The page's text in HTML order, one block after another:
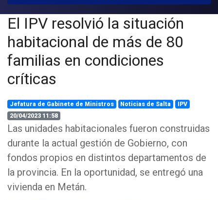
El IPV resolvió la situación
habitacional de más de 80
familias en condiciones
críticas
Jefatura de Gabinete de Ministros Noticias de Salta
IPV
20/04/2023 11:58
Las unidades habitacionales fueron construidas
durante la actual gestión de Gobierno, con
fondos propios en distintos departamentos de
la provincia. En la oportunidad, se entregó una
vivienda en Metán.